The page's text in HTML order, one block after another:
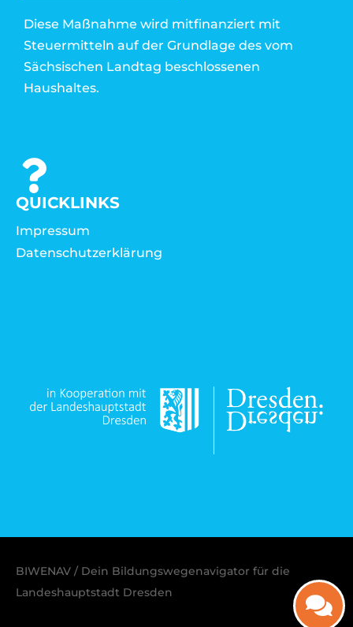
Diese Maßnahme wird mitfinanziert mit
Steuermitteln auf der Grundlage des vom
Sächsischen Landtag beschlossenen
Haushaltes.
QUICKLINKS
Impressum
Datenschutzerklärung
BIWENAV / Dein Bildungswegenavigator für die
Landeshauptstadt Dresden